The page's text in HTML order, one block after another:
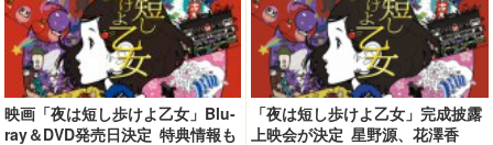
映画「夜は短し歩けよ乙女」Blu-
ray＆DVD発売日決定 特典情報も
「夜は短し歩けよ乙女」完成披露
上映会が決定 星野源、花澤香